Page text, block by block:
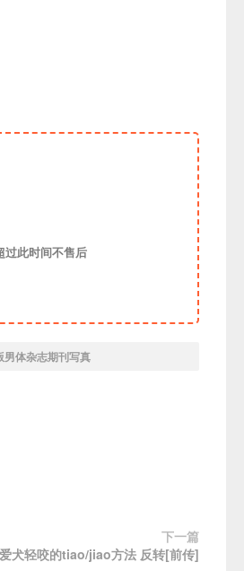
过此时间不售后
体杂志期刊写真
下一篇
犬轻咬的tiao/jiao方法 反转[前传]